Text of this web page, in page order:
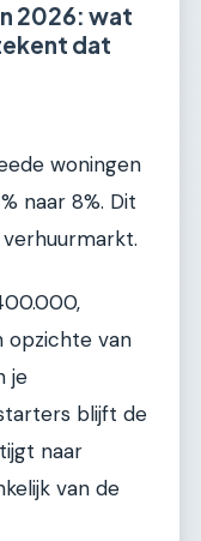
2026: wat
dat
woningen
naar 8%. Dit
opzichte van
je
blijft de
naar
van de